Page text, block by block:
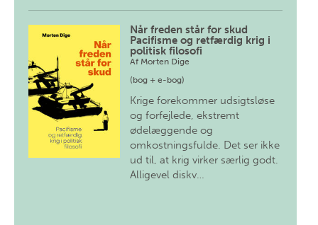
Når freden står for skud
Pacifisme og retfærdig krig i
politisk filosofi
Af Morten Dige
(bog + e-bog)
Krige forekommer udsigtsløse
og forfejlede, ekstremt
ødelæggende og
omkostningsfulde. Det ser ikke
ud til, at krig virker særlig godt.
Alligevel diskv…